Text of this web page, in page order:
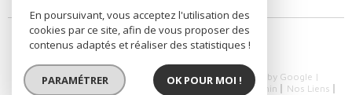
© 2026 | Tous droits réservés | Traduction powered by Google |
Nos Honoraires
Plan Du Site Mentions Légales Admin
Nos Liens
En poursuivant, vous acceptez l'utilisation des
cookies par ce site, afin de vous proposer des
contenus adaptés et réaliser des statistiques !
PARAMÉTRER OK POUR MOI !